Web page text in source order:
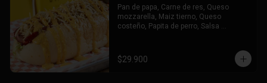
Pan de papa, Carne de res, Queso
mozzarella, Maiz tierno, Queso
costeño, Papita de perro, Salsa
$29.900